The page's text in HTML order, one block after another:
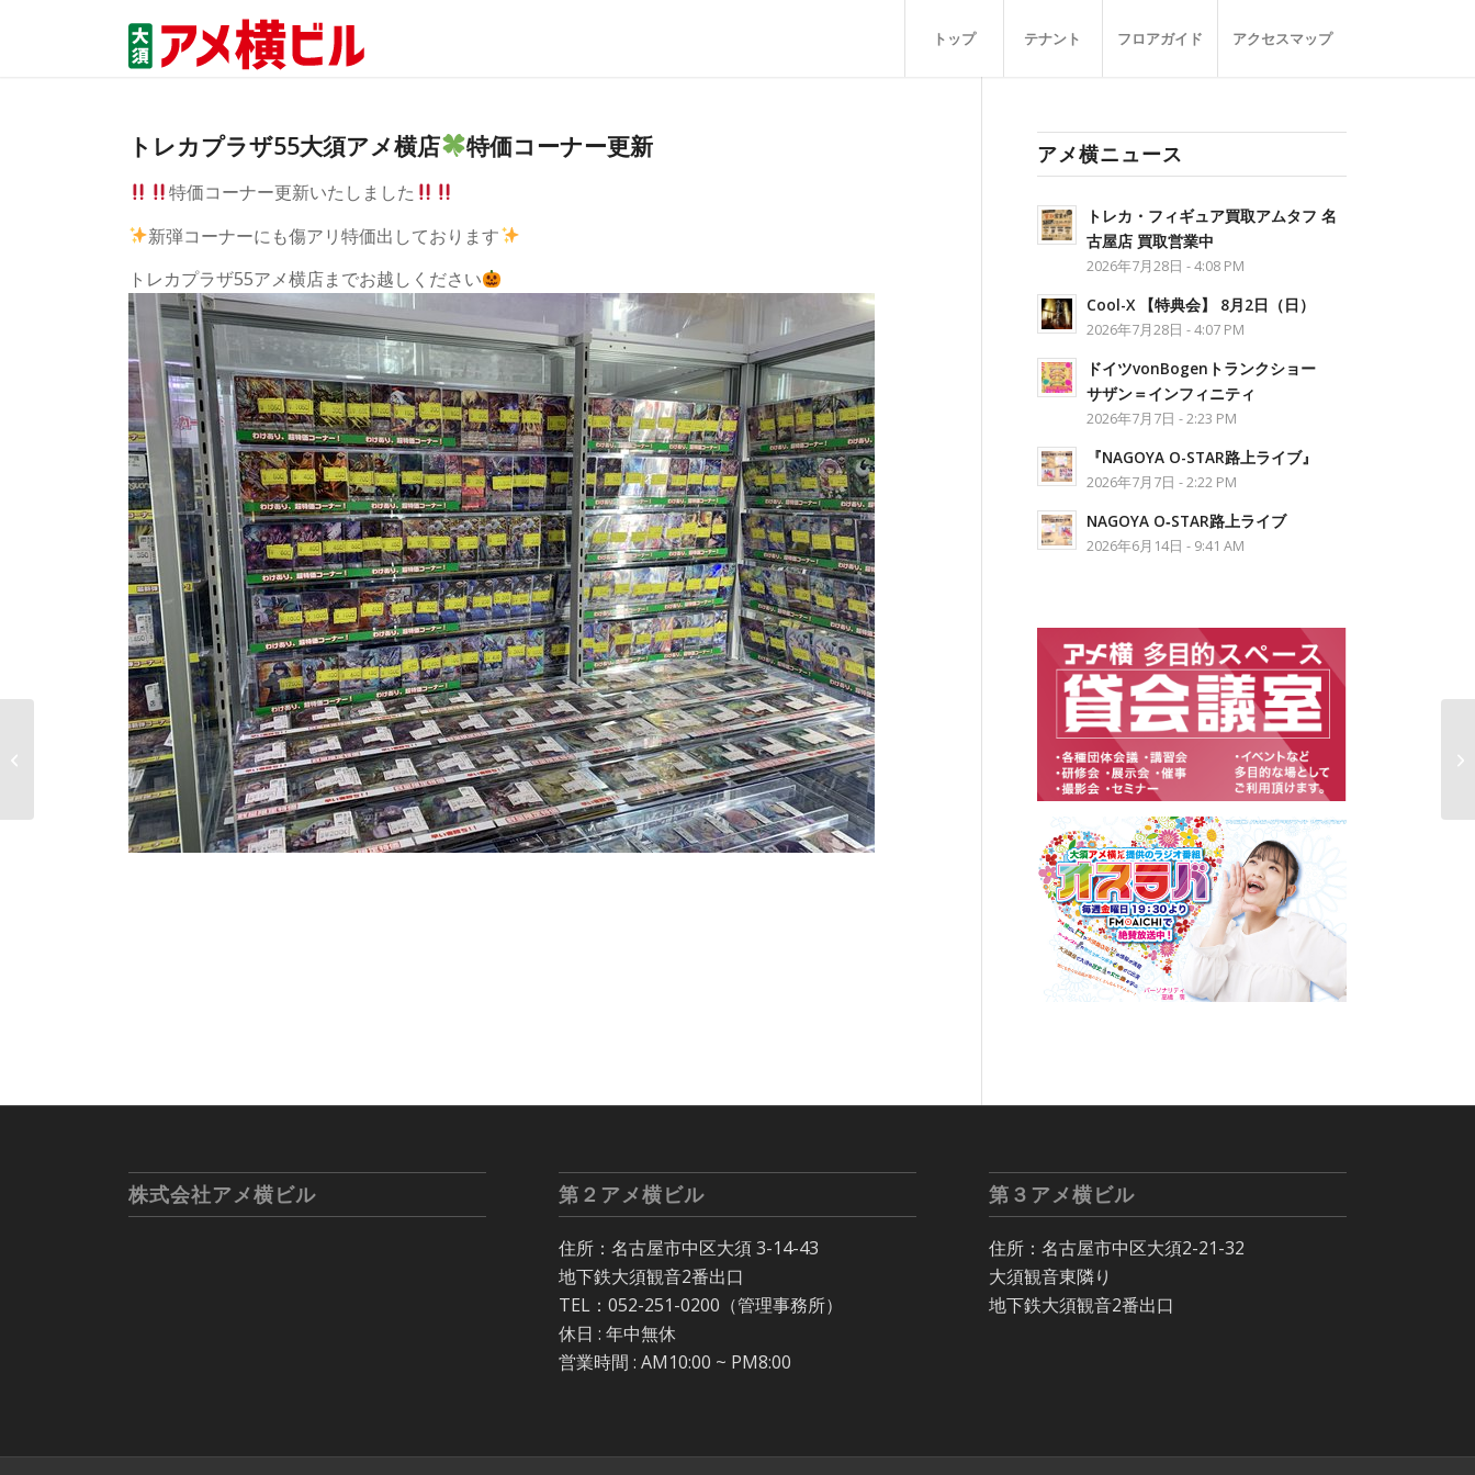
トップ テナント フロアガイド アクセスマップ
トレカプラザ55大須アメ横店 特価コーナー更新
特価コーナー更新いたしました
新弾コーナーにも傷アリ特価出しております
トレカプラザ55アメ横店までお越しください
アメ横ニュース
トレカ・フィギュア買取アムタフ 名
古屋店 買取営業中
2026年7月28日 - 4:08 PM
Cool-X 【特典会】 8月2日（日）
2026年7月28日 - 4:07 PM
ドイツvonBogenトランクショー
サザン＝インフィニティ
2026年7月7日 - 2:23 PM
『NAGOYA O-STAR路上ライブ』
2026年7月7日 - 2:22 PM
NAGOYA O‐STAR路上ライブ
2026年6月14日 - 9:41 AM
株式会社アメ横ビル 第２アメ横ビル
住所：名古屋市中区大須 3-14-43
地下鉄大須観音2番出口
TEL：052-251-0200（管理事務所）
休日 : 年中無休
営業時間 : AM10:00 ~ PM8:00
第３アメ横ビル
住所：名古屋市中区大須2-21-32
大須観音東隣り
地下鉄大須観音2番出口
じゃんぱら 名古屋大須アメ横店 iMac
がついにいちまんえ...
ト